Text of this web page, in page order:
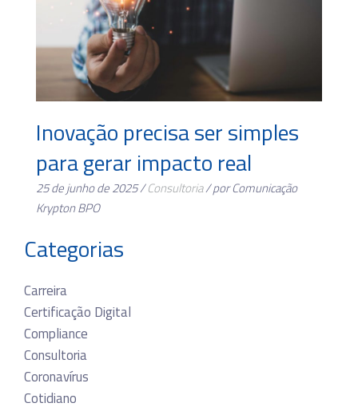
Inovação precisa ser simples
para gerar impacto real
25 de junho de 2025 /Consultoria/ por Comunicação
Krypton BPO
Categorias
Carreira
Certificação Digital
Compliance
Consultoria
Coronavírus
Cotidiano